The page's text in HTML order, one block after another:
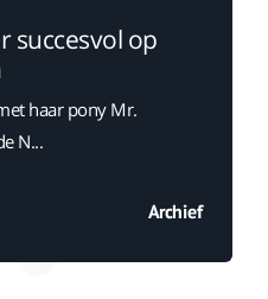
succesvol op
haar pony Mr.
N...
Archief